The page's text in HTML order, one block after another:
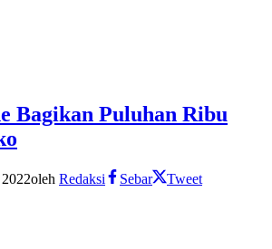
Bagikan Puluhan Ribu
oleh Redaksi Sebar Tweet